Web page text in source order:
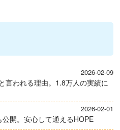
言われる理由。1.8万人の実績に
2026-02-09
開。安心して通えるHOPE
2026-02-01